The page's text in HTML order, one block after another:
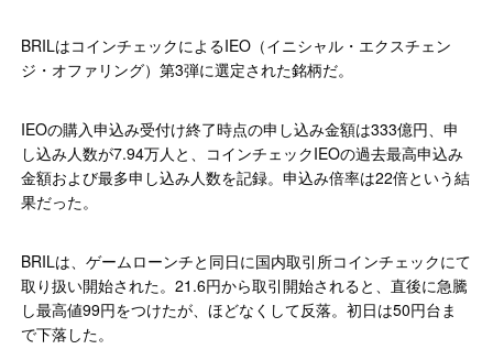
BRILはコインチェックによるIEO（イニシャル・エクスチェン
ジ・オファリング）第3弾に選定された銘柄だ。
IEOの購入申込み受付け終了時点の申し込み金額は333億円、申
し込み人数が7.94万人と、コインチェックIEOの過去最高申込み
金額および最多申し込み人数を記録。申込み倍率は22倍という結
果だった。
BRILは、ゲームローンチと同日に国内取引所コインチェックにて
取り扱い開始された。21.6円から取引開始されると、直後に急騰
し最高値99円をつけたが、ほどなくして反落。初日は50円台ま
で下落した。